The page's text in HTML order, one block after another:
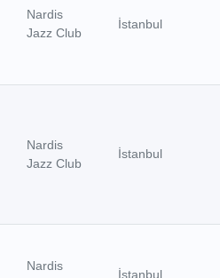
Nardis
Jazz Club
İstanbul
Nardis
Jazz Club
İstanbul
Nardis
İstanbul